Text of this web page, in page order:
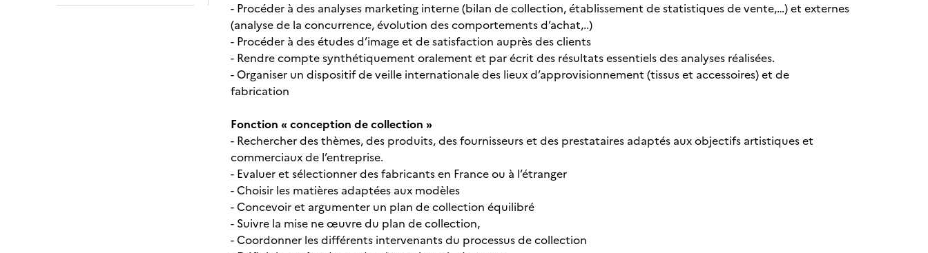
- Procéder à des analyses marketing interne (bilan de collection, établissement de statistiques de vente,…) et externes
(analyse de la concurrence, évolution des comportements d’achat,..)
- Procéder à des études d’image et de satisfaction auprès des clients
- Rendre compte synthétiquement oralement et par écrit des résultats essentiels des analyses réalisées.
- Organiser un dispositif de veille internationale des lieux d’approvisionnement (tissus et accessoires) et de
fabrication
Fonction « conception de collection »
- Rechercher des thèmes, des produits, des fournisseurs et des prestataires adaptés aux objectifs artistiques et
commerciaux de l’entreprise.
- Evaluer et sélectionner des fabricants en France ou à l’étranger
- Choisir les matières adaptées aux modèles
- Concevoir et argumenter un plan de collection équilibré
- Suivre la mise ne œuvre du plan de collection,
- Coordonner les différents intervenants du processus de collection